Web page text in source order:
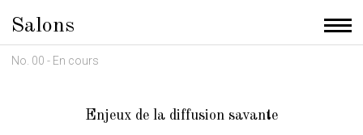
Salons
No. 00 - En cours
Enjeux de la diffusion savante